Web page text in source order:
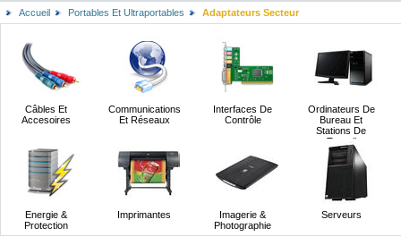
Accueil Portables Et Ultraportables Adaptateurs Secteur
Câbles Et
Accesoires
Communications
Et Réseaux
Interfaces De
Contrôle
Ordinateurs De
Bureau Et
Stations De
Travail
Energie &
Protection
Imprimantes
Imagerie &
Photographie
Serveurs